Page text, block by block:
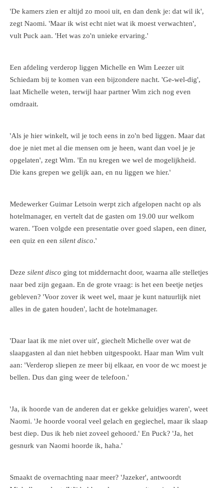
'De kamers zien er altijd zo mooi uit, en dan denk je: dat wil ik',
zegt Naomi. 'Maar ik wist echt niet wat ik moest verwachten',
vult Puck aan. 'Het was zo'n unieke ervaring.'
Een afdeling verderop liggen Michelle en Wim Leezer uit
Schiedam bij te komen van een bijzondere nacht. 'Ge-wel-dig',
laat Michelle weten, terwijl haar partner Wim zich nog even
omdraait.
'Als je hier winkelt, wil je toch eens in zo'n bed liggen. Maar dat
doe je niet met al die mensen om je heen, want dan voel je je
opgelaten', zegt Wim. 'En nu kregen we wel de mogelijkheid.
Die kans grepen we gelijk aan, en nu liggen we hier.'
Medewerker Guimar Letsoin werpt zich afgelopen nacht op als
hotelmanager, en vertelt dat de gasten om 19.00 uur welkom
waren. 'Toen volgde een presentatie over goed slapen, een diner,
een quiz en een silent disco.'
Deze silent disco ging tot middernacht door, waarna alle stelletjes
naar bed zijn gegaan. En de grote vraag: is het een beetje netjes
gebleven? 'Voor zover ik weet wel, maar je kunt natuurlijk niet
alles in de gaten houden', lacht de hotelmanager.
'Daar laat ik me niet over uit', giechelt Michelle over wat de
slaapgasten al dan niet hebben uitgespookt. Haar man Wim vult
aan: 'Verderop sliepen ze meer bij elkaar, en voor de wc moest je
bellen. Dus dan ging weer de telefoon.'
'Ja, ik hoorde van de anderen dat er gekke geluidjes waren', weet
Naomi. 'Je hoorde vooral veel gelach en gegiechel, maar ik slaap
best diep. Dus ik heb niet zoveel gehoord.' En Puck? 'Ja, het
gesnurk van Naomi hoorde ik, haha.'
Smaakt de overnachting naar meer? 'Jazeker', antwoordt